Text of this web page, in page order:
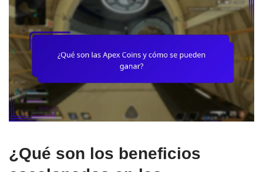
¿Qué son los beneficios